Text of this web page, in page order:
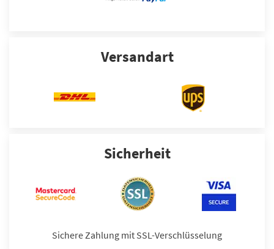
Versandart
Sicherheit
Sichere Zahlung mit SSL-Verschlüsselung